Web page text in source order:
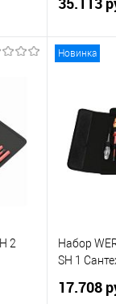
Купить
В
2
Новинка
Набор
SH 1
17.708